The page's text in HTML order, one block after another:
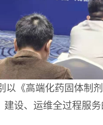
以《高端化药固体制
设、运维全过程服